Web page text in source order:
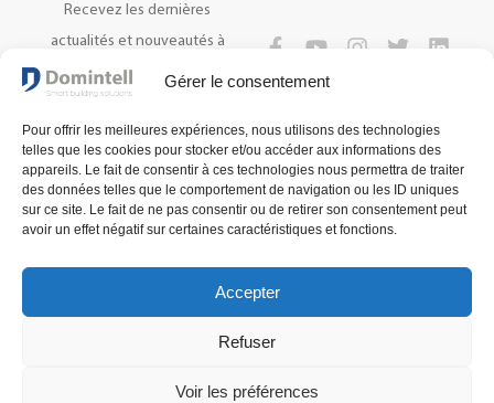
Gérer le consentement
Pour offrir les meilleures expériences, nous utilisons des technologies
telles que les cookies pour stocker et/ou accéder aux informations des
appareils. Le fait de consentir à ces technologies nous permettra de traiter
des données telles que le comportement de navigation ou les ID uniques
sur ce site. Le fait de ne pas consentir ou de retirer son consentement peut
avoir un effet négatif sur certaines caractéristiques et fonctions.
Accepter
Refuser
Voir les préférences
Recevez les dernières
actualités et nouveautés à
propos de notre technologie.
S'INSCRIRE
SUIVEZ-NOUS
Conditions générales de venteConditions générales d'utilisation